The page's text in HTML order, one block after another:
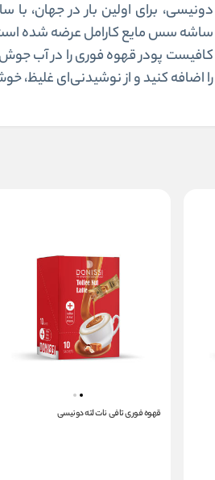
ساشه سس مایع کارامل عرضه شده
کافیست پودر قهوه فوری را در آب
را اضافه کنید و از نوشیدنی‌ای غلیظ،
قهوه فوری تافی نات لته دونیسی